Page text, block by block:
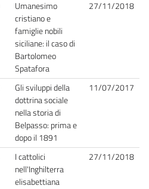
Umanesimo
cristiano e
famiglie nobili
siciliane: il caso di
Bartolomeo
Spatafora
27/11/2018
Gli sviluppi della
dottrina sociale
nella storia di
Belpasso: prima e
dopo il 1891
11/07/2017
I cattolici
nell'Inghilterra
elisabettiana
27/11/2018